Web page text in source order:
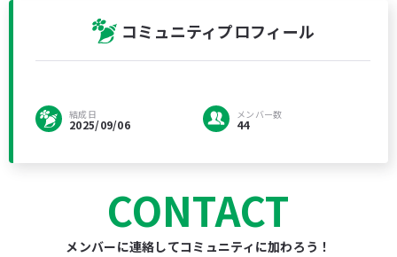
コミュニティプロフィール
結成日
2025/09/06
メンバー数
44
CONTACT
メンバーに連絡してコミュニティに加わろう！